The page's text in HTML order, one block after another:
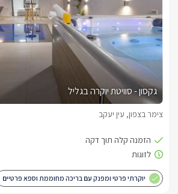
גקסון - סוויטת יוקרה בגליל
צימר בצפון, עין יעקב
יוקרתי פרטי ומפנק עם בריכה מחוממת וספא פרטיים